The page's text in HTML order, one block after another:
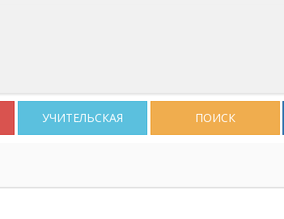
УЧИТЕЛЬСКАЯ ПОИСК